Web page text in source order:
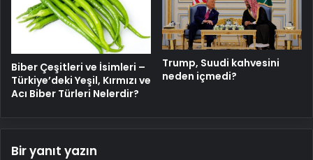
Biber Çeşitleri ve İsimleri –
Türkiye’deki Yeşil, Kırmızı ve
Acı Biber Türleri Nelerdir?
Trump, Suudi kahvesini
neden içmedi?
Bir yanıt yazın